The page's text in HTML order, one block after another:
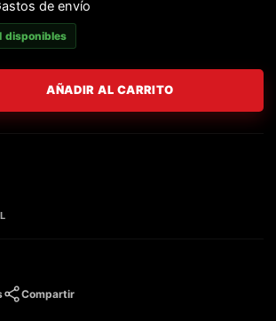
de envío
disponibles
AÑADIR AL CARRITO
Compartir